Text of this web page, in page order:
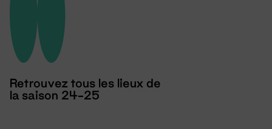
Retrouvez tous les lieux de
la saison 24-25